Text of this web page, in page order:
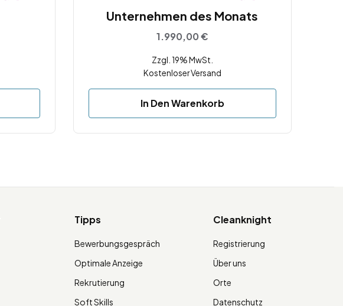
Unternehmen des Monats
1.990,00€
Zzgl. 19% MwSt.
Kostenloser Versand
In Den Warenkorb
Tipps
Bewerbungsgespräch
Optimale Anzeige
Rekrutierung
Soft Skills
Cleanknight
Registrierung
Über uns
Orte
Datenschutz